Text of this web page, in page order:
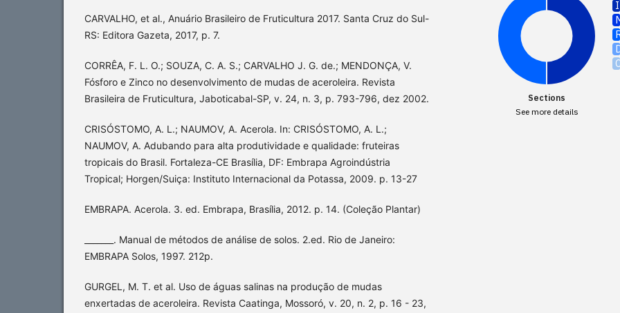
CARVALHO, et al., Anuário Brasileiro de Fruticultura 2017. Santa Cruz do Sul-
RS: Editora Gazeta, 2017, p. 7.
CORRÊA, F. L. O.; SOUZA, C. A. S.; CARVALHO J. G. de.; MENDONÇA, V.
Fósforo e Zinco no desenvolvimento de mudas de aceroleira. Revista
Brasileira de Fruticultura, Jaboticabal-SP, v. 24, n. 3, p. 793-796, dez 2002.
CRISÓSTOMO, A. L.; NAUMOV, A. Acerola. In: CRISÓSTOMO, A. L.;
NAUMOV, A. Adubando para alta produtividade e qualidade: fruteiras
tropicais do Brasil. Fortaleza-CE Brasília, DF: Embrapa Agroindústria
Tropical; Horgen/Suiça: Instituto Internacional da Potassa, 2009. p. 13-27
EMBRAPA. Acerola. 3. ed. Embrapa, Brasília, 2012. p. 14. (Coleção Plantar)
_______. Manual de métodos de análise de solos. 2.ed. Rio de Janeiro:
EMBRAPA Solos, 1997. 212p.
GURGEL, M. T. et al. Uso de águas salinas na produção de mudas
enxertadas de aceroleira. Revista Caatinga, Mossoró, v. 20, n. 2, p. 16 - 23,
Sections
See more details